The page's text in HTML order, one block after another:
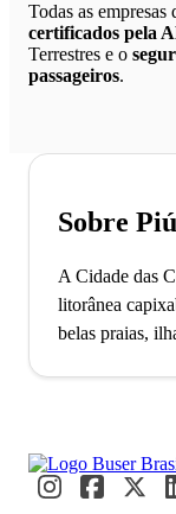
Todas as empresas
certificados pela
Terrestres e o
passageiros.
Sobre
A Cidade das
litorânea
belas praias,
local que utiliza
matéria-prima.